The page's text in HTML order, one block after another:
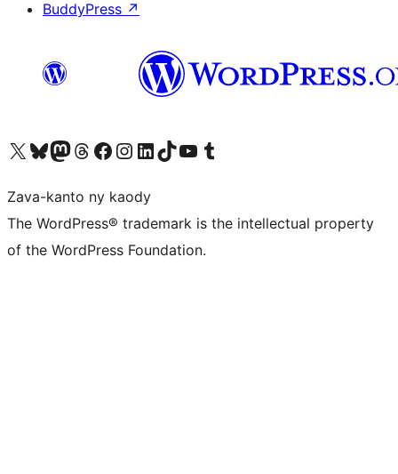
BuddyPress ↗
Tsidiho ny kaonty X (twitter fahiny)
Visit our Bluesky account
Tsidiho ny kaonty Mastodon antsika
Visit our Threads account
Tsidiho ny pejy facebook
Tsidiho ny kaonty Instagram
Tsidiho ny Linkedin
Visit our TikTok account
Tsidiho ny Youtube
Visit our Tumblr account
Zava-kanto ny kaody
The WordPress® trademark is the intellectual property
of the WordPress Foundation.